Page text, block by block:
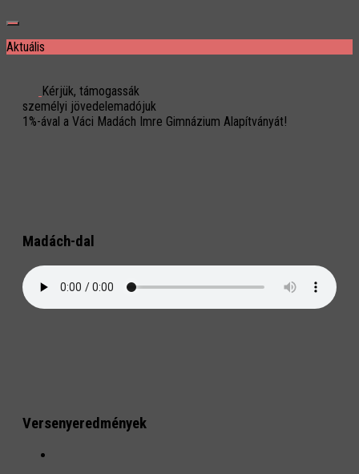
Aktuális
Kérjük, támogassák
személyi jövedelemadójuk
1%-ával a Váci Madách Imre Gimnázium Alapítványát!
Madách-dal
Versenyeredmények